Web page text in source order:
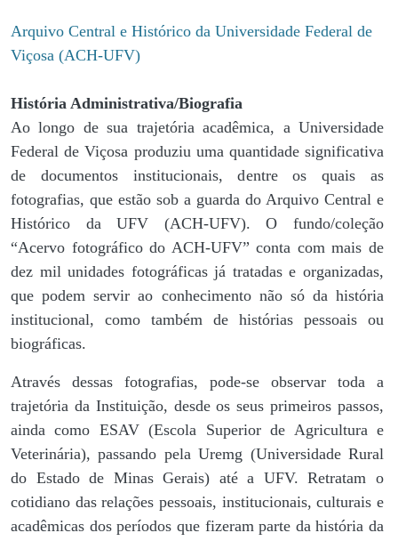
Arquivo Central e Histórico da Universidade Federal de
Viçosa (ACH-UFV)
História Administrativa/Biografia
Ao longo de sua trajetória acadêmica, a Universidade
Federal de Viçosa produziu uma quantidade significativa
de documentos institucionais, dentre os quais as
fotografias, que estão sob a guarda do Arquivo Central e
Histórico da UFV (ACH-UFV). O fundo/coleção
“Acervo fotográfico do ACH-UFV” conta com mais de
dez mil unidades fotográficas já tratadas e organizadas,
que podem servir ao conhecimento não só da história
institucional, como também de histórias pessoais ou
biográficas.
Através dessas fotografias, pode-se observar toda a
trajetória da Instituição, desde os seus primeiros passos,
ainda como ESAV (Escola Superior de Agricultura e
Veterinária), passando pela Uremg (Universidade Rural
do Estado de Minas Gerais) até a UFV. Retratam o
cotidiano das relações pessoais, institucionais, culturais e
acadêmicas dos períodos que fizeram parte da história da